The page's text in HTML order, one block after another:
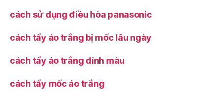
cách sử dụng điều hòa panasonic
cách tẩy áo trắng bị mốc lâu ngày
cách tẩy áo trắng dính màu
cách tẩy mốc áo trắng